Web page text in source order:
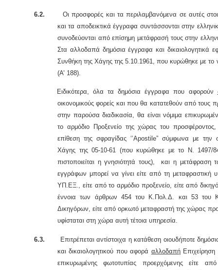
6.2. Οι προσφορές και τα περιλαμβανόμενα σε αυτές
και τα αποδεικτικά έγγραφα συντάσσονται στην
συνοδεύονται από επίσημη μετάφρασή τους στην
Στα αλλοδαπά δημόσια έγγραφα και δικαιολογητικά
Συνθήκη της Χάγης της 5.10.1961, που κυρώθηκε με το
(Α’ 188).
Ειδικότερα, όλα τα δημόσια έγγραφα που αφορούν
οικονομικούς φορείς και που θα κατατεθούν από τους
στην παρούσα διαδικασία, θα είναι νόμιμα
το αρμόδιο Προξενείο της χώρας του προσφέροντος,
επίθεση της σφραγίδας ‘’Apostile” σύμφωνα με την
Χάγης της 05-10-61 (που κυρώθηκε με το Ν. 1497/
πιστοποιείται η γνησιότητά τους), και η μετάφραση
εγγράφων μπορεί να γίνει είτε από τη μεταφραστική
ΥΠ.ΕΞ., είτε από το αρμόδιο προξενείο, είτε από
έννοια των άρθρων 454 του Κ.Πολ.Δ. και 53 του
Δικηγόρων, είτε από ορκωτό μεταφραστή της χώρας
υφίσταται στη χώρα αυτή τέτοια υπηρεσία.
6.3. Επιτρέπεται αντίστοιχα η κατάθεση οιουδήποτε
και δικαιολογητικού που αφορά αλλοδαπήΕπιχείρηση
επικυρωμένης φωτοτυπίας προερχόμενης είτε